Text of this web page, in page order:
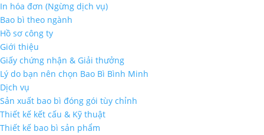
In hóa đơn (Ngừng dịch vụ)
Bao bì theo ngành
Hồ sơ công ty
Giới thiệu
Giấy chứng nhận & Giải thưởng
Lý do bạn nên chọn Bao Bì Bình Minh
Dịch vụ
Sản xuất bao bì đóng gói tùy chỉnh
Thiết kế kết cấu & Kỹ thuật
Thiết kế bao bì sản phẩm